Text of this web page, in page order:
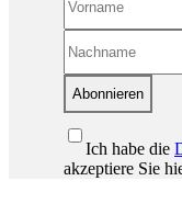
Abonnieren
Ich habe die
akzeptiere Sie